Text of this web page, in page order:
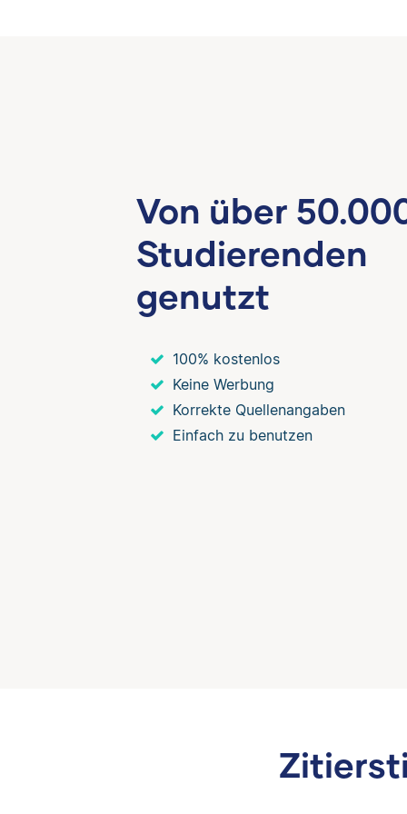
Von über
Studierenden
genutzt
100% kostenlos
Keine Werbung
Korrekte Quellenangaben
Einfach zu benutzen